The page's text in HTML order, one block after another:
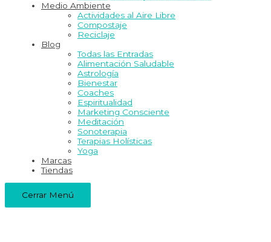
Medio Ambiente
Actividades al Aire Libre
Compostaje
Reciclaje
Blog
Todas las Entradas
Alimentación Saludable
Astrología
Bienestar
Coaches
Espiritualidad
Marketing Consciente
Meditación
Sonoterapia
Terapias Holísticas
Yoga
Marcas
Tiendas
Cerrar Menú